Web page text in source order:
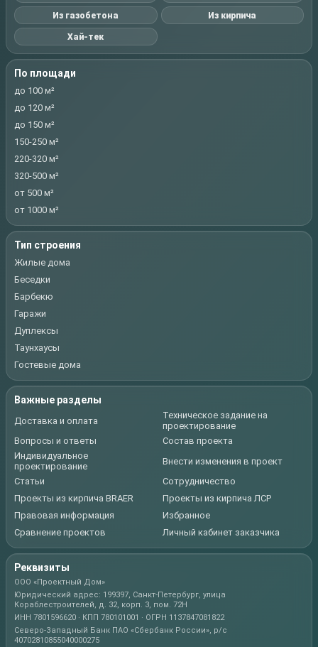
Из газобетона Из кирпича
Хай-тек
По площади
до 100 м²
до 120 м²
до 150 м²
150-250 м²
220-320 м²
320-500 м²
от 500 м²
от 1000 м²
Тип строения
Жилые дома
Беседки
Барбекю
Гаражи
Дуплексы
Таунхаусы
Гостевые дома
Важные разделы
Доставка и оплата
Техническое задание на
проектирование
Вопросы и ответы
Состав проекта
Индивидуальное
проектирование
Внести изменения в проект
Статьи
Сотрудничество
Проекты из кирпича BRAER
Проекты из кирпича ЛСР
Правовая информация
Избранное
Сравнение проектов
Личный кабинет заказчика
Реквизиты
ООО «Проектный Дом»
Юридический адрес: 199397, Санкт-Петербург, улица
Кораблестроителей, д. 32, корп. 3, пом. 72Н
ИНН 7801596620 · КПП 780101001 · ОГРН 1137847081822
Северо-Западный Банк ПАО «Сбербанк России», р/с
40702810855040000275